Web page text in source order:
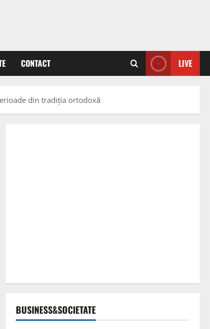
CONTACT LIVE
din tradiția ortodoxă
BUSINESS&SOCIETATE